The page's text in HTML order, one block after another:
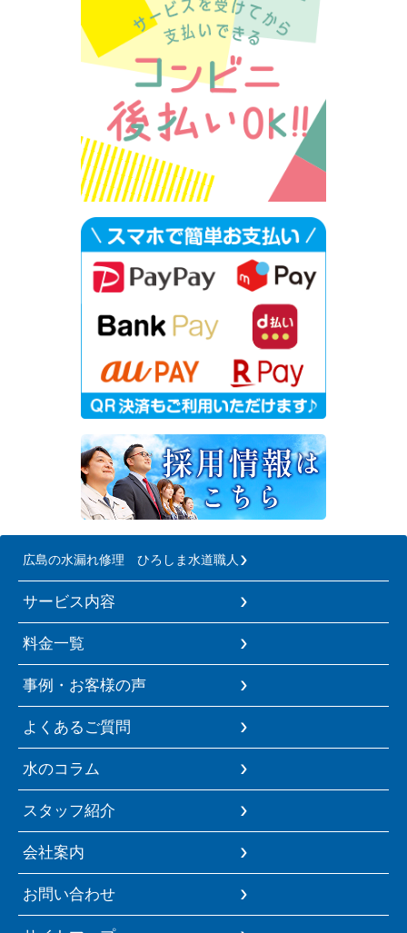
広島の水漏れ修理 ひろしま水道職人
サービス内容
料金一覧
事例・お客様の声
よくあるご質問
水のコラム
スタッフ紹介
会社案内
お問い合わせ